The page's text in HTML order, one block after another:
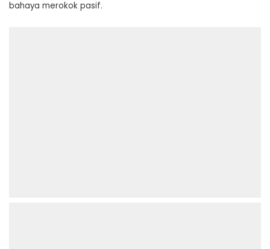
bahaya merokok pasif.